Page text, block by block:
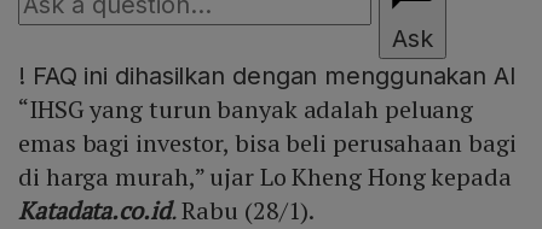
Ask
! FAQ ini dihasilkan dengan menggunakan AI
“IHSG yang turun banyak adalah peluang
emas bagi investor, bisa beli perusahaan bagi
di harga murah,” ujar Lo Kheng Hong kepada
Katadata.co.id.Rabu (28/1).